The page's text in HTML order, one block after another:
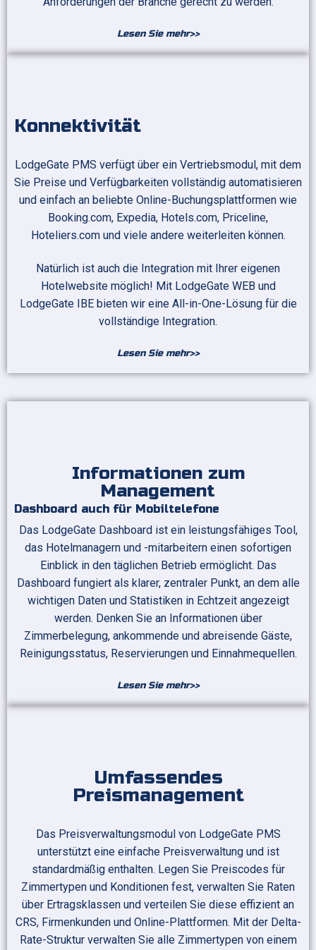
Lesen Sie mehr>>
Konnektivität
LodgeGate PMS verfügt über ein Vertriebsmodul, mit dem
Sie Preise und Verfügbarkeiten vollständig automatisieren
und einfach an beliebte Online-Buchungsplattformen wie
Booking.com, Expedia, Hotels.com, Priceline,
Hoteliers.com und viele andere weiterleiten können.
Natürlich ist auch die Integration mit Ihrer eigenen
Hotelwebsite möglich! Mit LodgeGate WEB und
LodgeGate IBE bieten wir eine All-in-One-Lösung für die
vollständige Integration.
Lesen Sie mehr>>
Informationen zum
Management
Dashboard auch für Mobiltelefone
Das LodgeGate Dashboard ist ein leistungsfähiges Tool,
das Hotelmanagern und -mitarbeitern einen sofortigen
Einblick in den täglichen Betrieb ermöglicht. Das
Dashboard fungiert als klarer, zentraler Punkt, an dem alle
wichtigen Daten und Statistiken in Echtzeit angezeigt
werden. Denken Sie an Informationen über
Zimmerbelegung, ankommende und abreisende Gäste,
Reinigungsstatus, Reservierungen und Einnahmequellen.
Lesen Sie mehr>>
Umfassendes
Preismanagement
Das Preisverwaltungsmodul von LodgeGate PMS
unterstützt eine einfache Preisverwaltung und ist
standardmäßig enthalten. Legen Sie Preiscodes für
Zimmertypen und Konditionen fest, verwalten Sie Raten
über Ertragsklassen und verteilen Sie diese effizient an
CRS, Firmenkunden und Online-Plattformen. Mit der Delta-
Rate-Struktur verwalten Sie alle Zimmertypen von einem